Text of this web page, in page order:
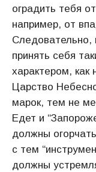
оградить тебя
например, от
Следовательно,
принять себя
характером, как
Царство
марок, тем не
Едет и
должны
с тем
должны